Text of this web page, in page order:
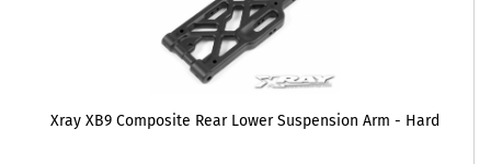
Xray XB9 Composite Rear Lower Suspension Arm - Hard